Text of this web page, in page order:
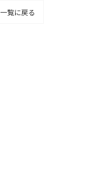
一覧に戻る